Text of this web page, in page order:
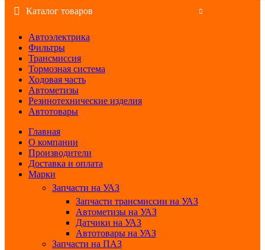
Каталог товаров
Автоэлектрика
Фильтры
Трансмиссия
Тормозная система
Ходовая часть
Автометизы
Резинотехнические изделия
Автотовары
Главная
О компании
Производители
Доставка и оплата
Марки
Запчасти на УАЗ
Запчасти трансмиссии на УАЗ
Автометизы на УАЗ
Датчики на УАЗ
Автотовары на УАЗ
Запчасти на ПАЗ